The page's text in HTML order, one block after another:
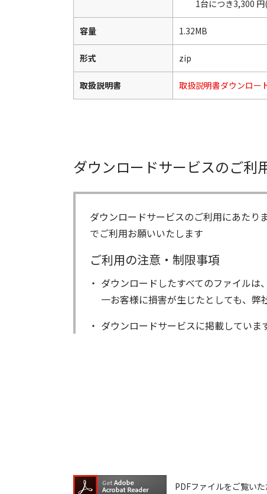
1台につき3,300 円(
容量 1.32MB
形式 zip
取扱説明書 取扱説明書ダウンロー
ダウンロードサービスのご利
ダウンロードサービスのご利用にあたり
でご利用お願いいたします
ご利用の注意・制限事項
ダウンロードしたすべてのファイル
一お客様に損害が生じたとしても、弊
ダウンロードサービスに掲載してい
ファイルの内容は、製品の仕様変更
ウェアデータの書換は、保証期間中
PDFファイルをご覧い